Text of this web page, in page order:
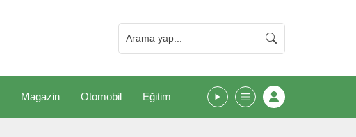
Magazin Otomobil Eğitim